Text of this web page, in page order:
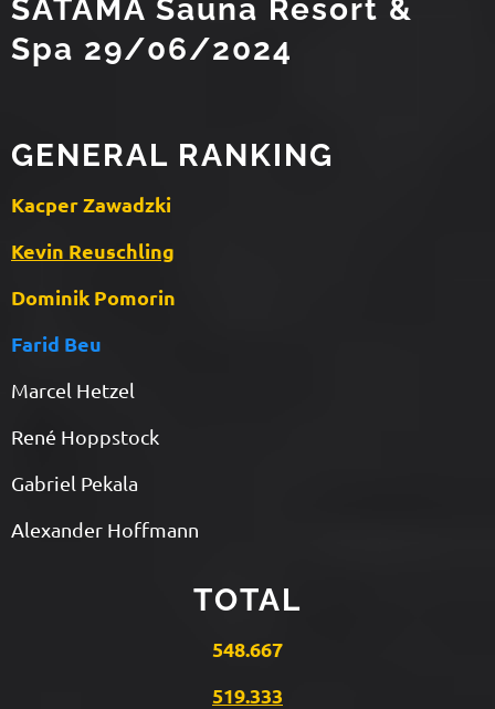
SATAMA Sauna Resort &
Spa 29/06/2024
GENERAL RANKING
Kacper Zawadzki
Kevin Reuschling
Dominik Pomorin
Farid Beu
Marcel Hetzel
René Hoppstock
Gabriel Pekala
Alexander Hoffmann
TOTAL
548.667
519.333